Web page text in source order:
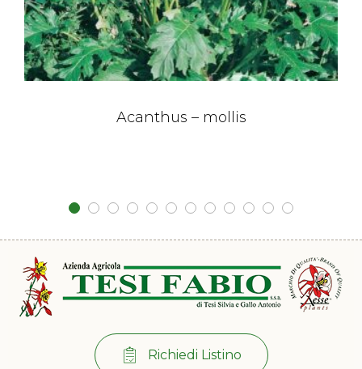
Acanthus – mollis
Richiedi Listino